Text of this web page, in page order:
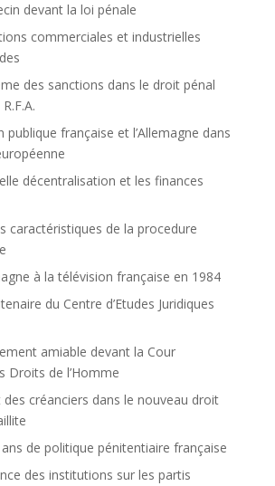
devant la loi pénale
commerciales et industrielles
des sanctions dans le droit pénal
publique française et l’Allemagne dans
décentralisation et les finances
caractéristiques de la procedure
à la télévision française en 1984
du Centre d’Etudes Juridiques
amiable devant la Cour
Droits de l’Homme
des créanciers dans le nouveau droit
ans de politique pénitentiaire française
des institutions sur les partis